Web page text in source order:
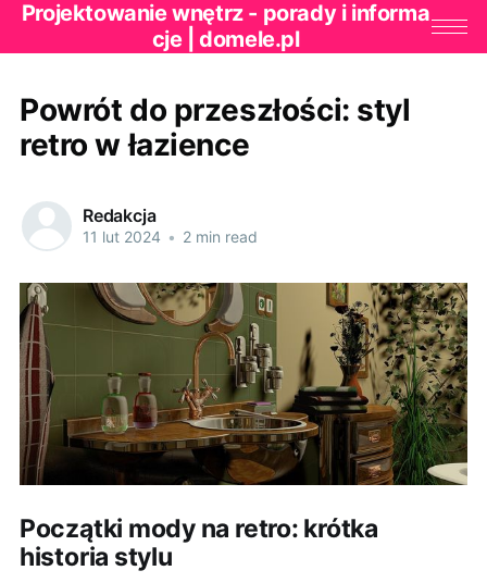
Projektowanie wnętrz - porady i informa
cje | domele.pl
Powrót do przeszłości: styl
retro w łazience
Redakcja
11 lut 2024 • 2 min read
Początki mody na retro: krótka
historia stylu